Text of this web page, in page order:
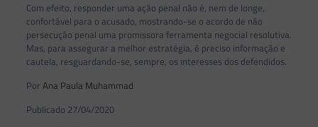
Com efeito, responder uma ação penal não é, nem de longe,
confortável para o acusado, mostrando-se o acordo de não
persecução penal uma promissora ferramenta negocial resolutiva.
Mas, para assegurar a melhor estratégia, é preciso informação e
cautela, resguardando-se, sempre, os interesses dos defendidos.
Por Ana Paula Muhammad
Publicado 27/04/2020